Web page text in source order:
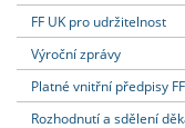
FF UK pro udržitelnost
Výroční zprávy
Platné vnitřní předpisy
Rozhodnutí a sdělení